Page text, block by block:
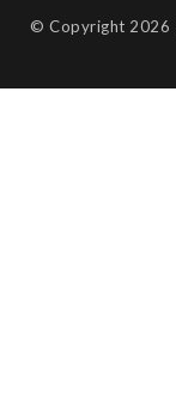
© Copyright 2026